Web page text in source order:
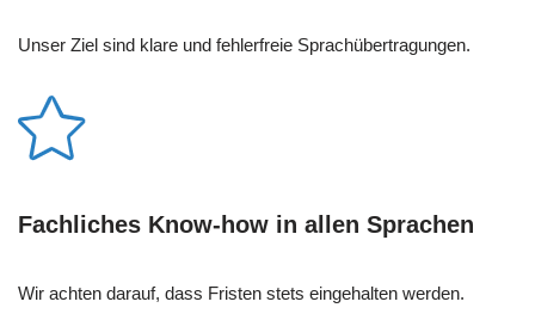
Unser Ziel sind klare und fehlerfreie Sprachübertragungen.
Fachliches Know-how in allen Sprachen
Wir achten darauf, dass Fristen stets eingehalten werden.